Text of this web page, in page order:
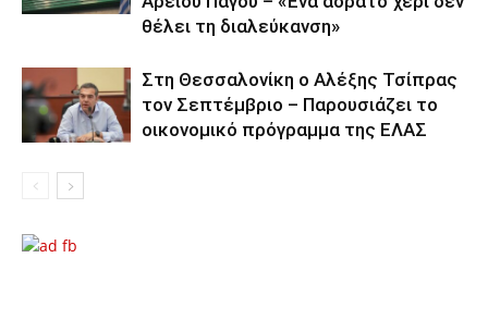
θέλει τη διαλεύκανση»
Στη Θεσσαλονίκη ο Αλέξης Τσίπρας
τον Σεπτέμβριο – Παρουσιάζει το
οικονομικό πρόγραμμα της ΕΛΑΣ